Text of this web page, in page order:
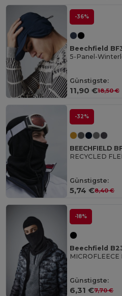
-36%
Beechfield
5-Panel-
Günstigste:
11,90 €18,50 €
-32%
BEECHFIELD
RECYCLED
Günstigste:
5,74 €8,40 €
-18%
Beechfield
MICROFLEECE
Günstigste:
6,31 €7,70 €